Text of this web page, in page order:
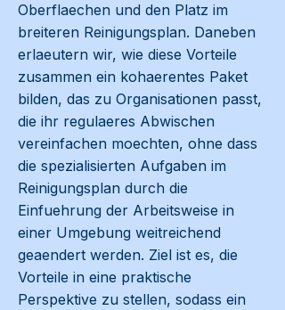
Oberflaechen und den Platz im
breiteren Reinigungsplan. Daneben
erlaeutern wir, wie diese Vorteile
zusammen ein kohaerentes Paket
bilden, das zu Organisationen passt,
die ihr regulaeres Abwischen
vereinfachen moechten, ohne dass
die spezialisierten Aufgaben im
Reinigungsplan durch die
Einfuehrung der Arbeitsweise in
einer Umgebung weitreichend
geaendert werden. Ziel ist es, die
Vorteile in eine praktische
Perspektive zu stellen, sodass ein